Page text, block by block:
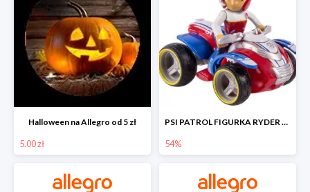
Halloween na Allegro od 5 zł
5.00 zł
PSI PATROL FIGURKA RYDER + QUAD POJAZD RATUNKOWY -54%
54%